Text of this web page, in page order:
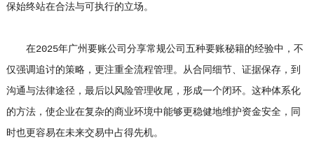
保始终站在合法与可执行的立场。
在2025年广州要账公司分享常规公司五种要账秘籍的经验中，不
仅强调追讨的策略，更注重全流程管理。从合同细节、证据保存，到
沟通与法律途径，最后以风险管理收尾，形成一个闭环。这种体系化
的方法，使企业在复杂的商业环境中能够更稳健地维护资金安全，同
时也更容易在未来交易中占得先机。